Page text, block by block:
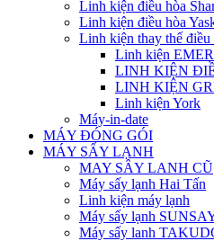
Linh kiện điều hòa
Linh kiện điều hòa
Linh kiện thay thế điều
Linh kiện
LINH KIỆN
LINH KIỆN
Linh kiện York
Máy-in-date
MÁY ĐÓNG GÓI
MÁY SẤY LẠNH
MAY SÂY LANH CŨ
Máy sấy lạnh Hai Tấn
Linh kiện máy lạnh
Máy sấy lạnh
Máy sấy lanh